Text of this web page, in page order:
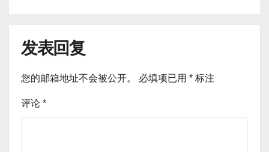
发表回复
您的邮箱地址不会被公开。 必填项已用 * 标注
评论 *